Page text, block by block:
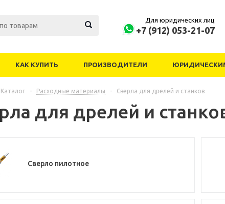
Для юридических лиц
+7 (912) 053-21-07
КАК КУПИТЬ ПРОИЗВОДИТЕЛИ
Каталог - Расходные материалы - Сверла для дрелей и станков
для дрелей и
Сверло пилотное